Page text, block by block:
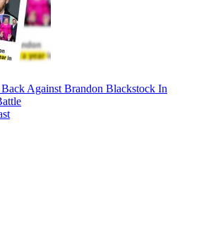
Against Brandon Blackstock In